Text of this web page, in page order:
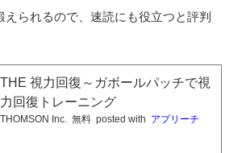
えられるので、速読にも役立つと評判
THE 視力回復～ガボールパッチで視
力回復トレーニング
THOMSON Inc. 無料 posted with アプリーチ